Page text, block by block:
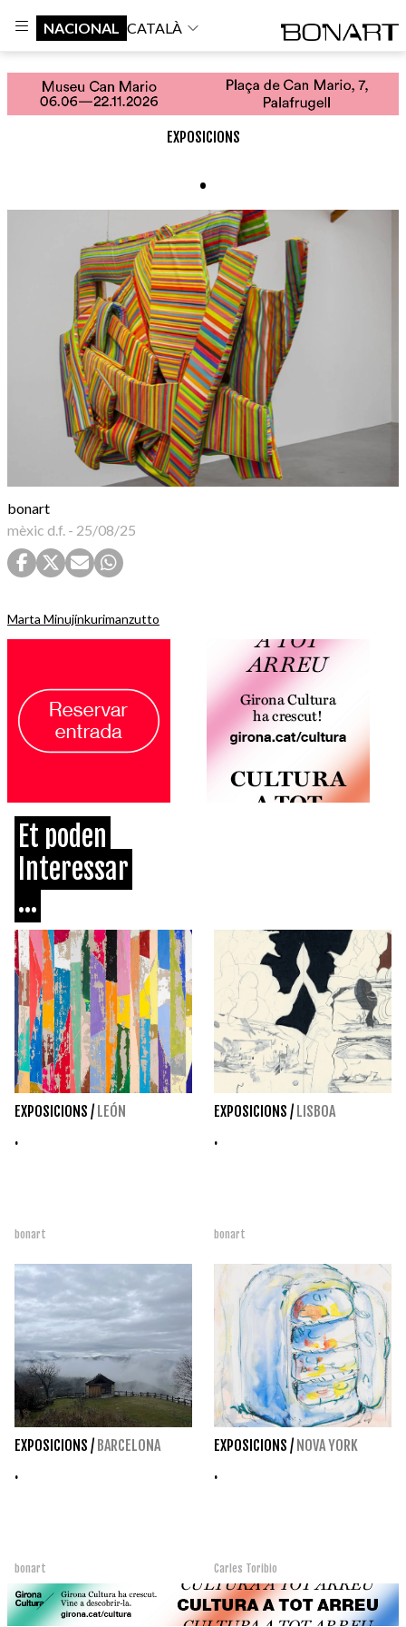
NACIONAL CATALÀ
EXPOSICIONS
.
bonart
mèxic d.f. - 25/08/25
Marta Minujínkurimanzutto
Et poden
Interessar
...
EXPOSICIONS / LEÓN
.
bonart
EXPOSICIONS / LISBOA
.
bonart
EXPOSICIONS / BARCELONA
.
bonart
EXPOSICIONS / NOVA YORK
.
Carles Toribio